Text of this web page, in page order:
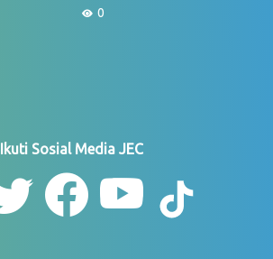
0
Ikuti Sosial Media JEC